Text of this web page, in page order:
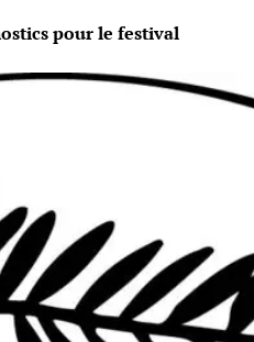
pour le festival